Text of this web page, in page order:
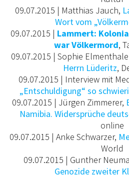
09.07.2015 | Matthias Jauch,
Wort vom
09.07.2015 | Lammert:
war Völkermord,
09.07.2015 | Sophie
Herrn Lüderitz,
09.07.2015 | Interview mit
„Entschuldigung“ so
09.07.2015 | Jürgen Zimmerer,
Namibia. Widersprüche
online
09.07.2015 | Anke Schwarzer,
World
09.07.2015 | Gunther
Genozide zweiter